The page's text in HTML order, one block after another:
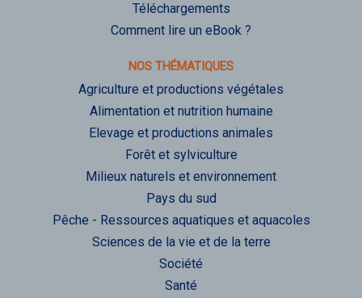
Téléchargements
Comment lire un eBook ?
NOS THÉMATIQUES
Agriculture et productions végétales
Alimentation et nutrition humaine
Elevage et productions animales
Forêt et sylviculture
Milieux naturels et environnement
Pays du sud
Pêche - Ressources aquatiques et aquacoles
Sciences de la vie et de la terre
Société
Santé